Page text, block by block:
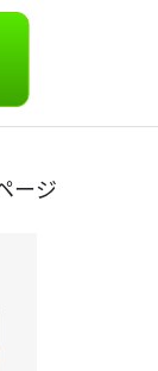
ージ